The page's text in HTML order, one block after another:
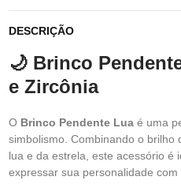
DESCRIÇÃO
🌙 Brinco
e Zircônia
O Brinco Pendente Lua é uma
simbolismo. Combinando o brilho
lua e da estrela, este acessório é
expressar sua personalidade